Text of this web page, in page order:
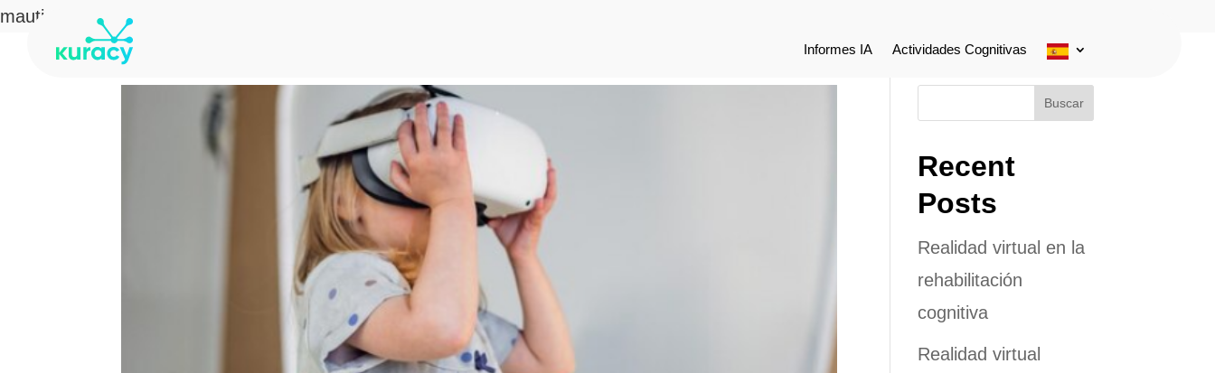
mautic
Informes IA Actividades Cognitivas
Buscar
Recent
Posts
Realidad virtual en la
rehabilitación
cognitiva
Realidad virtual